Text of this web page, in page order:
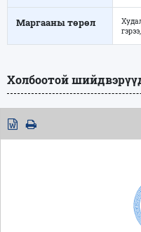
Маргааны төрөл
гэрээ,
Холбоотой